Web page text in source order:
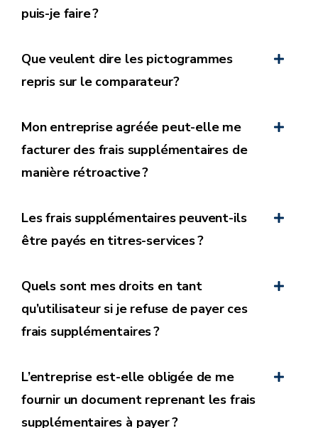
es frais ne peuvent pas être appliqués de façon
L’entreprise doit fournirun document justifiant les
montants réclamés
puis-je faire ?
Que veulent dire les pictogrammes
repris sur le comparateur?
Cela correspond à l’activité de
repassage en centrale.
Cela correspond à l’activité de
d’aide-ménagère à domicile.
Cela correspond à l’activité de
réduite.
Mon entreprise agréée peut-elle me
facturer des frais supplémentaires de
manière rétroactive ?
Les frais supplémentaires peuvent-ils
être payés en titres-services ?
Quels sont mes droits en tant
qu’utilisateur si je refuse de payer ces
frais supplémentaires ?
L’entreprise est-elle obligée de me
fournir un document reprenant les frais
supplémentaires à payer ?